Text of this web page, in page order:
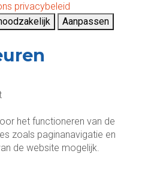
privacybeleid
Aanpassen
het functioneren van de
zoals paginanavigatie en
de website mogelijk.